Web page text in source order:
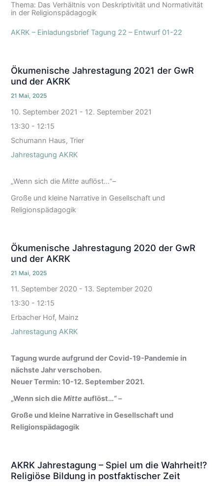
Thema: Das Verhältnis von Deskriptivität und Normativität
in der Religionspädagogik
AKRK – Einladungsbrief Tagung 22 – Entwurf 01-22
Ökumenische Jahrestagung 2021 der GwR
und der AKRK
21 Mai, 2025
10. September 2021 - 12. September 2021
13:30 - 12:15
Schumann Haus, Trier
Jahrestagung AKRK
„Wenn sich dieMitte auflöst…“–
Große und kleine Narrative in Gesellschaft und
Religionspädagogik
Ökumenische Jahrestagung 2020 der GwR
und der AKRK
21 Mai, 2025
11. September 2020 - 13. September 2020
13:30 - 12:15
Erbacher Hof, Mainz
Jahrestagung AKRK
Tagung wurde aufgrund der Covid-19-Pandemie in
nächste Jahr verschoben.
Neuer Termin: 10-12. September 2021.
„Wenn sich dieMitte auflöst…“ –
Große und kleine Narrative in Gesellschaft und
Religionspädagogik
AKRK Jahrestagung – Spiel um die Wahrheit!?
Religiöse Bildung in postfaktischer Zeit